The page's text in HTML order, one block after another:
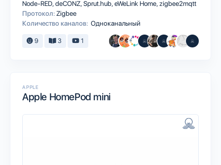
Node-REDdeCONZSprut.hubeWeLink Homezigbee2mqtt
Протокол:Zigbee
Количество каналов: Одноканальный
9 3 1
APPLE
Apple HomePod mini